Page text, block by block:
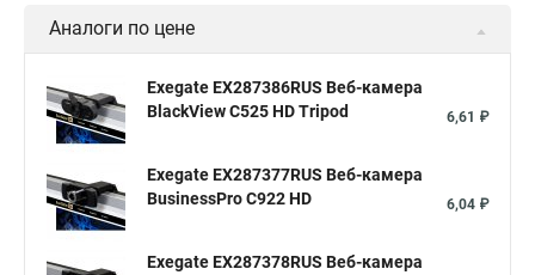
Аналоги по цене
Exegate EX287386RUS Веб-камера
BlackView C525 HD Tripod
6,61 ₽
Exegate EX287377RUS Веб-камера
BusinessPro C922 HD
6,04 ₽
Exegate EX287378RUS Веб-камера